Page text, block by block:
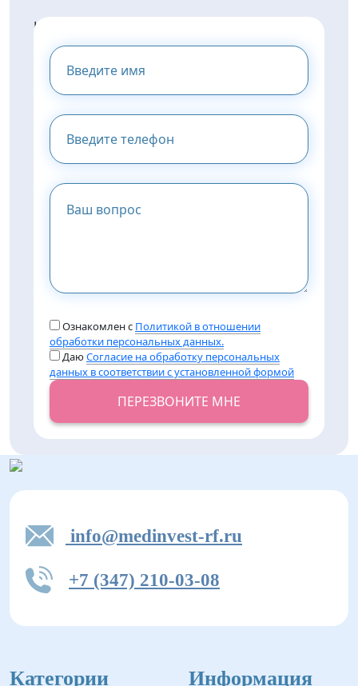
НАПИШИТЕ НАМ И МЫ
ПРЕДОСТАВИМ ВАМ
КОНСУЛЬТАЦИЮ
Ознакомлен с Политикой в отношении
обработки персональных данных.
ДаюСогласие на обработку персональных
данных в соответствии с установленной формой
ПЕРЕЗВОНИТЕ МНЕ
info@medinvest-rf.ru
+7 (347) 210-03-08
Категории Информация